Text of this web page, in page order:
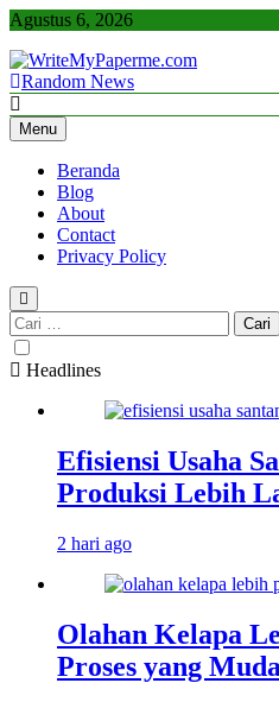
Skip
content
Agustus 6, 2026
WriteMyPaperme.com
Bisnis, Kuliner, Teknologi
Random News
Menu
Beranda
Blog
About
Contact
Privacy Policy
Cari
untuk:
Headlines
Efisiensi Usaha
Produksi Lebih
2 hari ago
Olahan Kelapa
Proses yang